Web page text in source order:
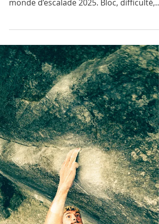
Séoul accueille les Championnats du
monde d’escalade 2025. Bloc, difficulté,
vitesse et para-escalade seront au
programme. Découvrez les Français à
suivre, les stars internationales comme
Janja Garnbret et Adam Ondra, et le
calendrier complet pour ne rien
de cette semaine intense de compétition
mondiale.